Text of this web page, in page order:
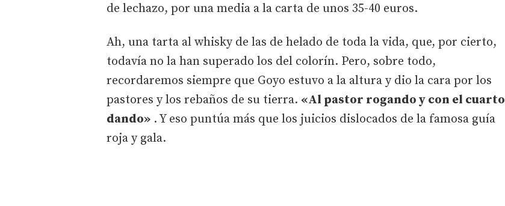
de lechazo, por una media a la carta de unos 35-40 euros.
Ah, una tarta al whisky de las de helado de toda la vida, que, por cierto,
todavía no la han superado los del colorín. Pero, sobre todo,
recordaremos siempre que Goyo estuvo a la altura y dio la cara por los
pastores y los rebaños de su tierra. «Al pastor rogando y con el cuarto
dando» . Y eso puntúa más que los juicios dislocados de la famosa guía
roja y gala.